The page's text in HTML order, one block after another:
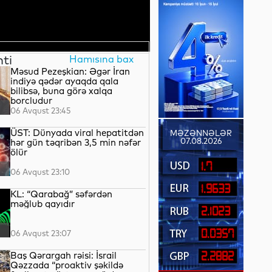
Hamısına bax
Məsud Pezeşkian: Əgər İran
indiyə qədər ayaqda qala
bilibsə, buna görə xalqa
borcludur
06 Avqust 23:45
ÜST: Dünyada viral hepatitdən
hər gün təqribən 3,5 min nəfər
ölür
06 Avqust 23:10
KL: “Qarabağ” səfərdən
məğlub qayıdır
06 Avqust 23:07
Baş Qərargah rəisi: İsrail
Qəzzada “proaktiv şəkildə
MƏZƏNNƏLƏR
07.08.2026
1.7
1.9633
2.1023
0.0357
2.2882